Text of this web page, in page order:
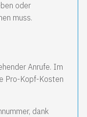
oder
muss.
Anrufe. Im
Pro-Kopf-Kosten
dank